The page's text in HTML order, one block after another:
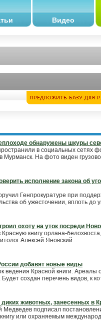
Видео
обнаружены шкуры
в социальных сетях
На фото виден
исполнение закона об
Генпрокуратуре при
об ужесточении, вплоть до
охоту на уток посреди
книгу орлана-
Алексей Яновский...
добавят новые виды
ведения Красной книги. Ареалы
создан перечень видов, к
животных, занесенных в
подписал
или охраняемым